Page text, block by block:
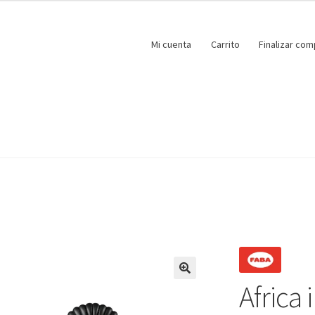
Mi cuenta Carrito Finalizar
Africa